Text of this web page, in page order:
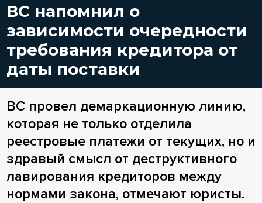
ВС напомнил о
зависимости очередности
требования кредитора от
даты поставки
ВС провел демаркационную линию,
которая не только отделила
реестровые платежи от текущих, но и
здравый смысл от деструктивного
лавирования кредиторов между
нормами закона, отмечают юристы.